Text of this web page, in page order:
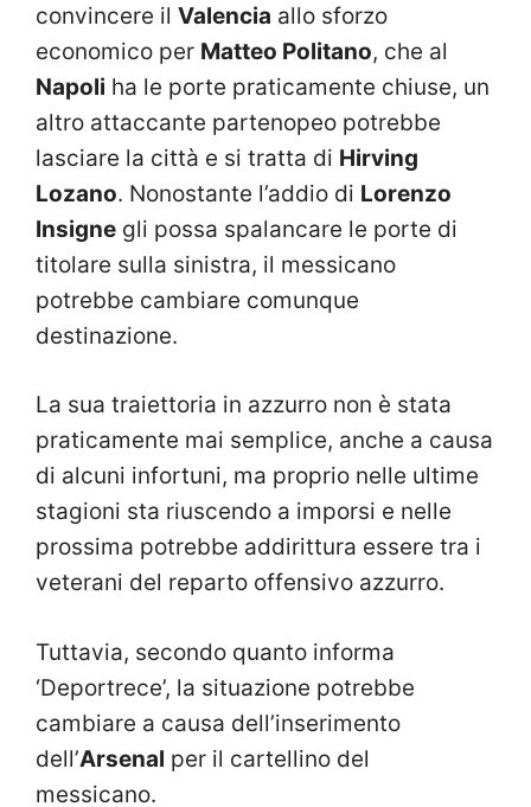
convincere il Valencia allo sforzo
economico per Matteo Politano, che al
Napoli ha le porte praticamente chiuse, un
altro attaccante partenopeo potrebbe
lasciare la città e si tratta di Hirving
Lozano. Nonostante l’addio di Lorenzo
Insigne gli possa spalancare le porte di
titolare sulla sinistra, il messicano
potrebbe cambiare comunque
destinazione.
La sua traiettoria in azzurro non è stata
praticamente mai semplice, anche a causa
di alcuni infortuni, ma proprio nelle ultime
stagioni sta riuscendo a imporsi e nelle
prossima potrebbe addirittura essere tra i
veterani del reparto offensivo azzurro.
Tuttavia, secondo quanto informa
‘Deportrece’, la situazione potrebbe
cambiare a causa dell’inserimento
dell’Arsenal per il cartellino del
messicano.